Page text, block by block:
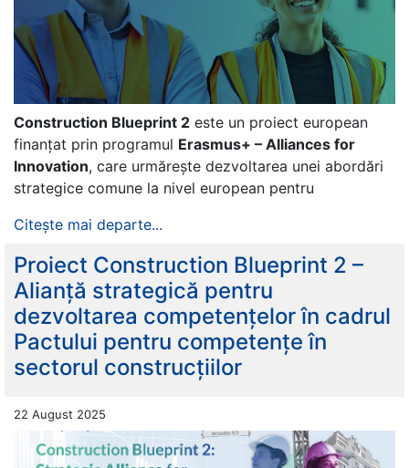
Construction Blueprint 2 este un proiect european
finanțat prin programul Erasmus+ – Alliances for
Innovation, care urmărește dezvoltarea unei abordări
strategice comune la nivel european pentru
Citește mai departe...
Proiect Construction Blueprint 2 –
Alianță strategică pentru
dezvoltarea competențelor în cadrul
Pactului pentru competențe în
sectorul construcțiilor
22 August 2025